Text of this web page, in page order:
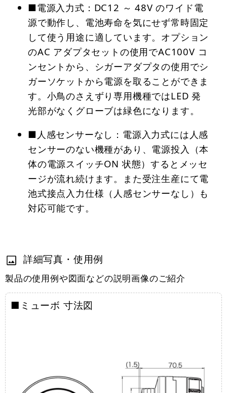
■電源入力式：DC12 ～ 48V のワイド電
源で動作し、電池寿命を気にせず常時固定
して使う用途に適しています。オプション
のAC アダプタセットの使用でAC100V コ
ンセントから、シガーアダプタの使用でシ
ガーソケットから電源を取ることができま
す。小鳥のさえずり専用機種ではLED 発
光部がなくグローブは緑色になります。
■人感センサーなし：電源入力式には人感
センサーのない機種があり、電源投入（本
体の電源スイッチON 状態）するとメッセ
ージが流れ続けます。また受注生産にて電
池式接点入力仕様（人感センサーなし）も
対応可能です。
詳細写真・使用例
製品の使用例や図面などの説明画像のご紹介
■ミューボ 寸法図